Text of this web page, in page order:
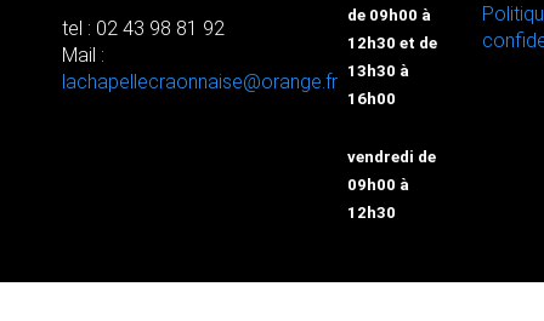
tel : 02 43 98 81 92
Mail :
lachapellecraonnaise@orange.fr
de 09h00 à
12h30 et de
13h30 à
16h00
vendredi de
09h00 à
12h30